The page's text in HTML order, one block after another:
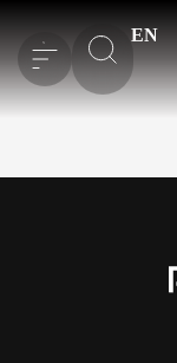
EN